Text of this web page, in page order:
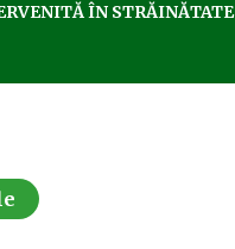
ÎN STRĂINĂTATE